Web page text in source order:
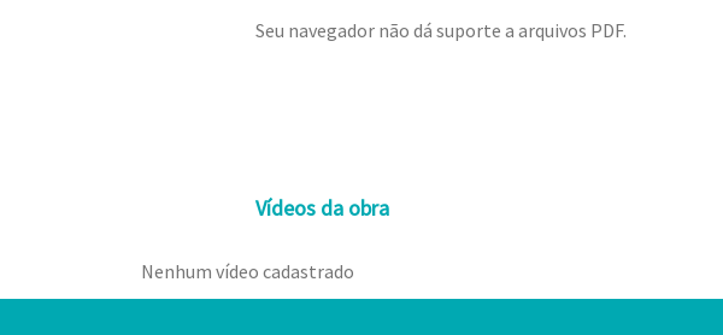
Seu navegador não dá suporte a arquivos PDF.
Vídeos da obra
Nenhum vídeo cadastrado